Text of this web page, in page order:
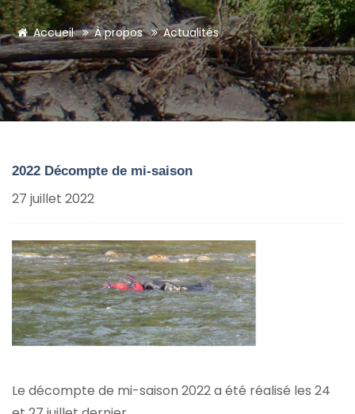
Accueil À propos Actualités
2022 Décompte de mi-saison
27 juillet 2022
Le décompte de mi-saison 2022 a été réalisé les 24